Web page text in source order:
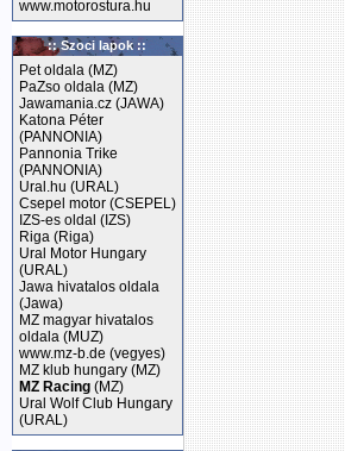
www.motorostura.hu
:: Szoci lapok ::
Pet oldala (MZ)
PaZso oldala (MZ)
Jawamania.cz (JAWA)
Katona Péter
(PANNONIA)
Pannonia Trike
(PANNONIA)
Ural.hu (URAL)
Csepel motor (CSEPEL)
IZS-es oldal (IZS)
Riga (Riga)
Ural Motor Hungary
(URAL)
Jawa hivatalos oldala
(Jawa)
MZ magyar hivatalos
oldala (MUZ)
www.mz-b.de (vegyes)
MZ klub hungary (MZ)
MZ Racing(MZ)
Ural Wolf Club Hungary
(URAL)